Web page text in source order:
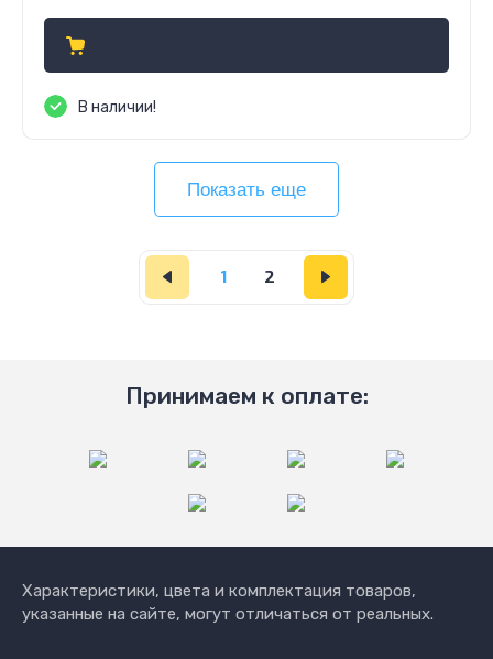
В наличии!
Показать еще
1 2
Принимаем к оплате:
Характеристики, цвета и комплектация товаров,
указанные на сайте, могут отличаться от реальных.